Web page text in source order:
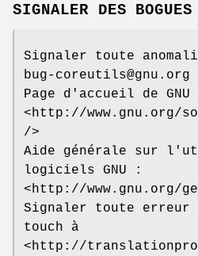
SIGNALER DES BOGUES
Signaler toute
bug-coreutils@gnu.org
Page d'accueil de
<http://www.gnu.org/
/>
Aide générale sur
logiciels GNU :
<http://www.gnu.org/
Signaler toute erreur
touch à
<http://